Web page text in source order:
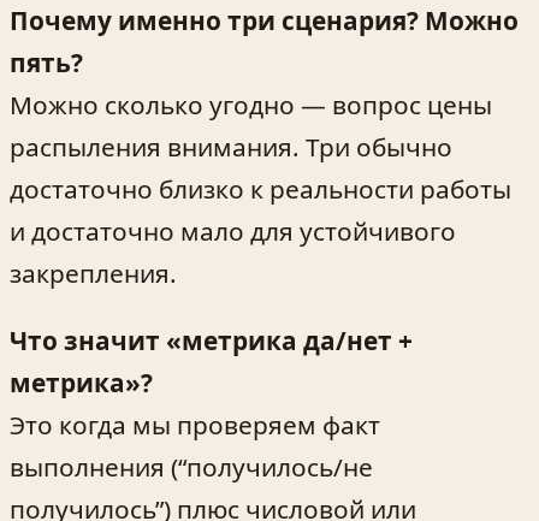
Почему именно три сценария? Можно
пять?
Можно сколько угодно — вопрос цены
распыления внимания. Три обычно
достаточно близко к реальности работы
и достаточно мало для устойчивого
закрепления.
Что значит «метрика да/нет +
метрика»?
Это когда мы проверяем факт
выполнения (“получилось/не
получилось”) плюс числовой или